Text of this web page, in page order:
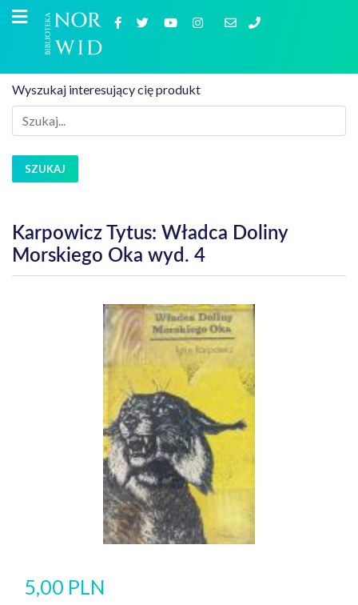
Wyszukaj interesujący cię produkt
SZUKAJ
Karpowicz Tytus: Władca Doliny
Morskiego Oka wyd. 4
5,00 PLN